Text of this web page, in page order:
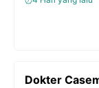
Dokter